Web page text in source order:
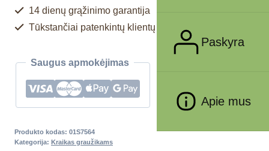
Paskyra
Apie mus
14 dienų grąžinimo garantija
Tūkstančiai patenkintų klientų
Saugus apmokėjimas
Produkto kodas: 01S7564
Kategorija: Kraikas graužikams